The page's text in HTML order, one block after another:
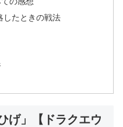
したときの戦法
げ」【ドラクエウ